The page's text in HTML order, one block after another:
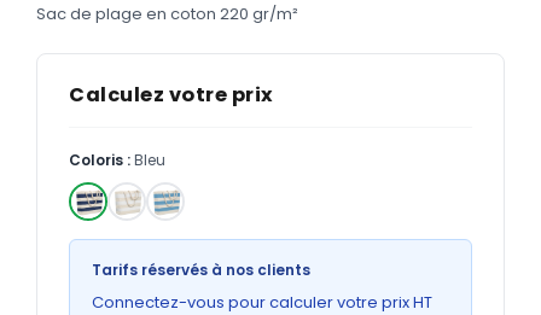
Bons de commande
GRAND FORMAT
Abribus
Sac de plage en coton 220 gr/m²
Calculez votre prix
Coloris :Bleu
Tarifs réservés à nos clients
Connectez-vous pour calculer votre prix HT